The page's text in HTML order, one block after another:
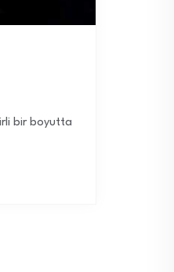
bir boyutta